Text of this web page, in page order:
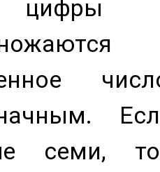
семи,